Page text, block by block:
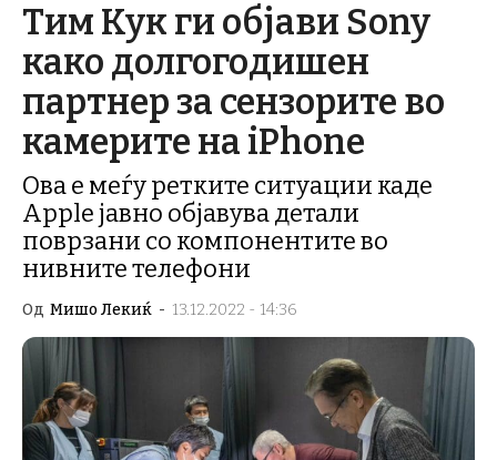
Тим Кук ги објави Sony
како долгогодишен
партнер за сензорите во
камерите на iPhone
Ова е меѓу ретките ситуации каде
Apple јавно објавува детали
поврзани со компонентите во
нивните телефони
Од Мишо Лекиќ - 13.12.2022 - 14:36